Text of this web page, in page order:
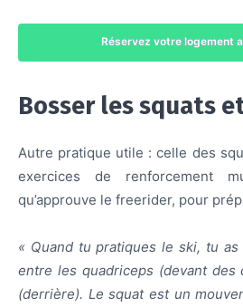
Réservez votre logement
Bosser les squats
Autre pratique utile : celle des
exercices de renforcement
qu’approuve le freerider, pour
« Quand tu pratiques le ski, tu
entre les quadriceps (devant des
(derrière). Le squat est un